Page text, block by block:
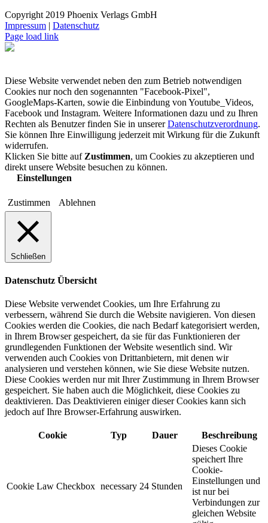
Copyright 2019 Phoenix Verlags GmbH
Impressum | Datenschutz
Page load link
Diese Website verwendet neben den zum Betrieb notwendigen
Cookies nur noch den sogenannten "Facebook-Pixel",
GoogleMaps-Karten, sowie die Einbindung von Youtube_Videos,
Facebook und Instagram. Weitere Informationen dazu und zu Ihren
Rechten als Benutzer finden Sie in unsererDatenschutzverordnung.
Sie können Ihre Einwilligung jederzeit mit Wirkung für die Zukunft
widerrufen.
Klicken Sie bitte auf Zustimmen, um Cookies zu akzeptieren und
direkt unsere Website besuchen zu können.
Einstellungen
Zustimmen Ablehnen
Schließen
Datenschutz Übersicht
Diese Website verwendet Cookies, um Ihre Erfahrung zu
verbessern, während Sie durch die Website navigieren. Von diesen
Cookies werden die Cookies, die nach Bedarf kategorisiert werden,
in Ihrem Browser gespeichert, da sie für das Funktionieren der
grundlegenden Funktionen der Website wesentlich sind. Wir
verwenden auch Cookies von Drittanbietern, mit denen wir
analysieren und verstehen können, wie Sie diese Website nutzen.
Diese Cookies werden nur mit Ihrer Zustimmung in Ihrem Browser
gespeichert. Sie haben auch die Möglichkeit, diese Cookies zu
deaktivieren. Das Deaktivieren einiger dieser Cookies kann sich
jedoch auf Ihre Browser-Erfahrung auswirken.
Cookie Typ Dauer Beschreibung
Cookie Law Checkbox necessary 24 Stunden
Dieses Cookie
speichert Ihre
Cookie-
Einstellungen und
ist nur bei
Verbindungen zur
gleichen Website